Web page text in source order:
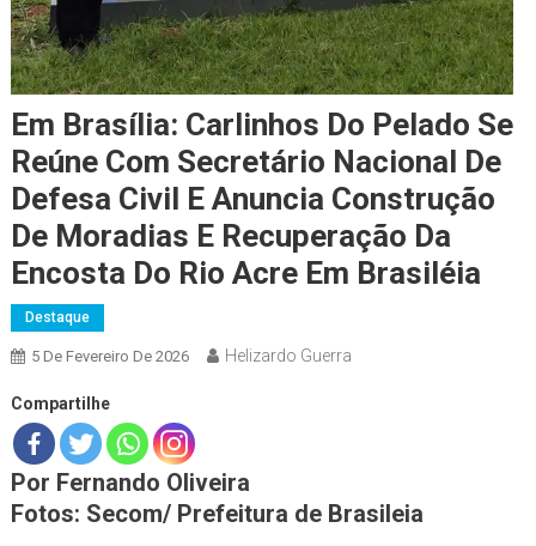
Em Brasília: Carlinhos Do Pelado Se
Reúne Com Secretário Nacional De
Defesa Civil E Anuncia Construção
De Moradias E Recuperação Da
Encosta Do Rio Acre Em Brasiléia
Destaque
5 De Fevereiro De 2026 Helizardo Guerra
Compartilhe
Por Fernando Oliveira
Fotos: Secom/ Prefeitura de Brasileia